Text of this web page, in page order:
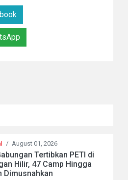
/ August 01, 2026
Tertibkan PETI di
Hilir, 47 Camp Hingga
Dimusnahkan